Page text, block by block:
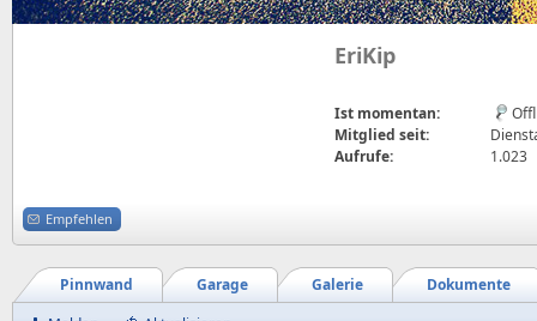
EriKip
Ist momentan:
Mitglied seit:
Aufrufe:
1.023
Empfehlen
Dokumente
Galerie
Garage
Pinnwand